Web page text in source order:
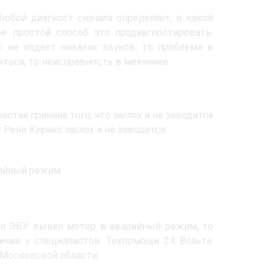
диагност сначала определяет, в какой
простой способ это продиагностировать:
не издает никаких звуков, то проблема в
то неисправность в механике.
причина того, что заглох и не заводится
Керакс заглох и не заводится:
режим
ЭБУ вывел мотор в аварийный режим, то
у специалистов Техпомощи 24 Вольта.
области.